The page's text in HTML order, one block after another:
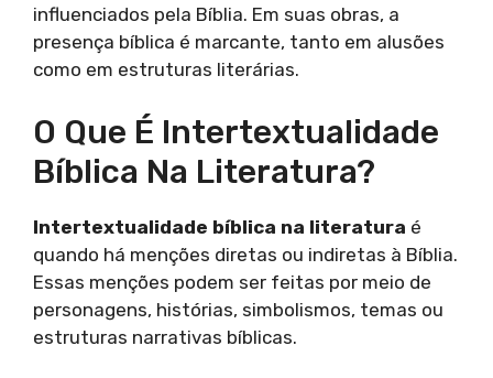
influenciados pela Bíblia. Em suas obras, a
presença bíblica é marcante, tanto em alusões
como em estruturas literárias.
O Que É Intertextualidade
Bíblica Na Literatura?
Intertextualidade bíblica na literatura é
quando há menções diretas ou indiretas à Bíblia.
Essas menções podem ser feitas por meio de
personagens, histórias, simbolismos, temas ou
estruturas narrativas bíblicas.